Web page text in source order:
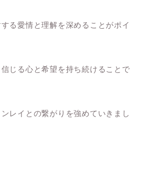
る愛情と理解を深めることがポイ
じる心と希望を持ち続けることで
レイとの繋がりを強めていきまし